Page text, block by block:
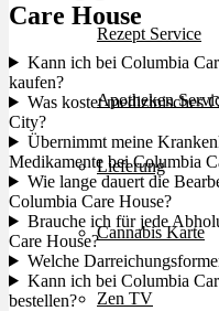
Rezept Service
Apotheken
Lieferung
Cannabis Karte
Zen TV
Care House
Kann ich bei Columbia
kaufen?
Was kostet medizinisches
City?
Übernimmt meine
Medikamente bei Columbia
Wie lange dauert die
Columbia Care House?
Brauche ich für jede
Care House?
Welche
Kann ich bei Columbia
bestellen?